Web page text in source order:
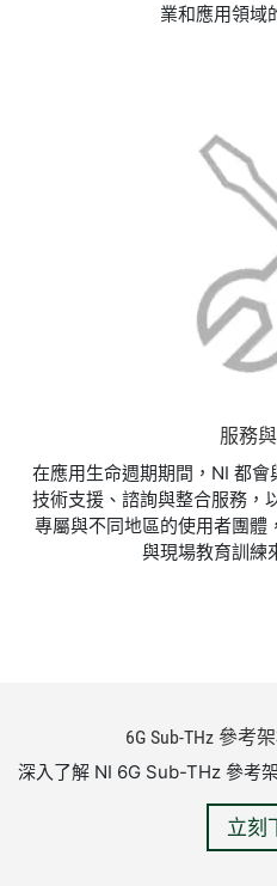
業和應用領域
服務
在應用生命週期期間，NI 都會
技術支援、諮詢與整合服務，
專屬與不同地區的使用者團體
與現場教育訓練
6G Sub-THz 參考
深入了解 NI 6G Sub-THz 參考
立刻